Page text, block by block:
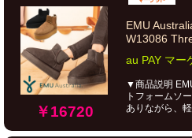
￥16720
EMU
W13086
au PAY マー
▼商品説明
トフォームソ
ありながら、